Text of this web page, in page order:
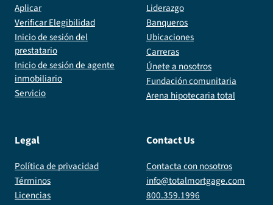
Aplicar
Verificar Elegibilidad
Inicio de sesión del
prestatario
Inicio de sesión de agente
inmobiliario
Servicio
Liderazgo
Banqueros
Ubicaciones
Carreras
Únete a nosotros
Fundación comunitaria
Arena hipotecaria total
Legal
Política de privacidad
Términos
Licencias
Contact Us
Contacta con nosotros
info@totalmortgage.com
800.359.1996